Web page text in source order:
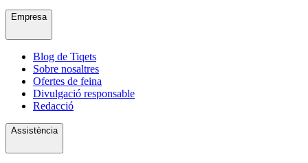
Empresa
Blog de Tiqets
Sobre nosaltres
Ofertes de feina
Divulgació responsable
Redacció
Assistència